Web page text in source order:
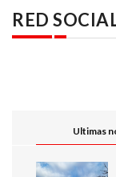
RED
Ultimas